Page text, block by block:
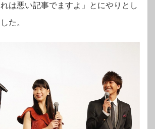
は悪い記事でますよ」とにやりとし
た。